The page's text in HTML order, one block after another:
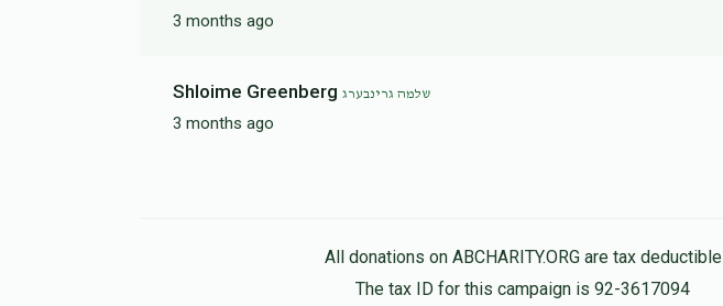
3 months ago
Shloime Greenberg שלמה גרינבערג
3 months ago
All donations on ABCHARITY.ORG are tax deductible
The tax ID for this campaign is 92-3617094